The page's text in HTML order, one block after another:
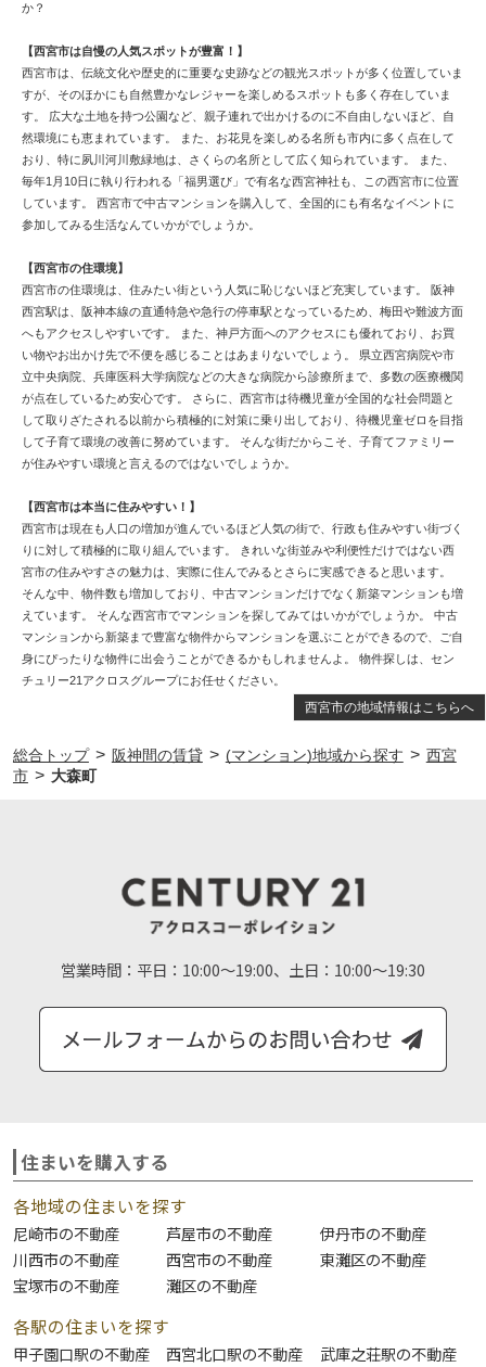
西宮市の地域情報はこちらへ
か？
【西宮市は自慢の人気スポットが豊富！】
西宮市は、伝統文化や歴史的に重要な史跡などの観光スポットが多く位置していま
すが、そのほかにも自然豊かなレジャーを楽しめるスポットも多く存在していま
す。 広大な土地を持つ公園など、親子連れで出かけるのに不自由しないほど、自
然環境にも恵まれています。 また、お花見を楽しめる名所も市内に多く点在して
おり、特に夙川河川敷緑地は、さくらの名所として広く知られています。 また、
毎年1月10日に執り行われる「福男選び」で有名な西宮神社も、この西宮市に位置
しています。 西宮市で中古マンションを購入して、全国的にも有名なイベントに
参加してみる生活なんていかがでしょうか。
【西宮市の住環境】
西宮市の住環境は、住みたい街という人気に恥じないほど充実しています。 阪神
西宮駅は、阪神本線の直通特急や急行の停車駅となっているため、梅田や難波方面
へもアクセスしやすいです。 また、神戸方面へのアクセスにも優れており、お買
い物やお出かけ先で不便を感じることはあまりないでしょう。 県立西宮病院や市
立中央病院、兵庫医科大学病院などの大きな病院から診療所まで、多数の医療機関
が点在しているため安心です。 さらに、西宮市は待機児童が全国的な社会問題と
して取りざたされる以前から積極的に対策に乗り出しており、待機児童ゼロを目指
して子育て環境の改善に努めています。 そんな街だからこそ、子育てファミリー
が住みやすい環境と言えるのではないでしょうか。
【西宮市は本当に住みやすい！】
西宮市は現在も人口の増加が進んでいるほど人気の街で、行政も住みやすい街づく
りに対して積極的に取り組んでいます。 きれいな街並みや利便性だけではない西
宮市の住みやすさの魅力は、実際に住んでみるとさらに実感できると思います。
そんな中、物件数も増加しており、中古マンションだけでなく新築マンションも増
えています。 そんな西宮市でマンションを探してみてはいかがでしょうか。 中古
マンションから新築まで豊富な物件からマンションを選ぶことができるので、ご自
身にぴったりな物件に出会うことができるかもしれませんよ。 物件探しは、セン
チュリー21アクロスグループにお任せください。
総合トップ > 阪神間の賃貸 > (マンション)地域から探す > 西宮
市 > 大森町
営業時間： 平日：10:00～19:00、土日：10:00～19:30
住まいを購入する
各地域の住まいを探す
尼崎市の不動産 芦屋市の不動産
伊丹市の不動産
川西市の不動産
西宮市の不動産
東灘区の不動産
宝塚市の不動産
灘区の不動産
各駅の住まいを探す
甲子園口駅の不動産 西宮北口駅の不動産
武庫之荘駅の不動産